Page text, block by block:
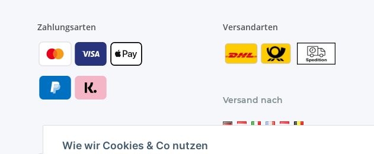
Zahlungsarten Versandarten
Versand nach
Wie wir Cookies & Co nutzen